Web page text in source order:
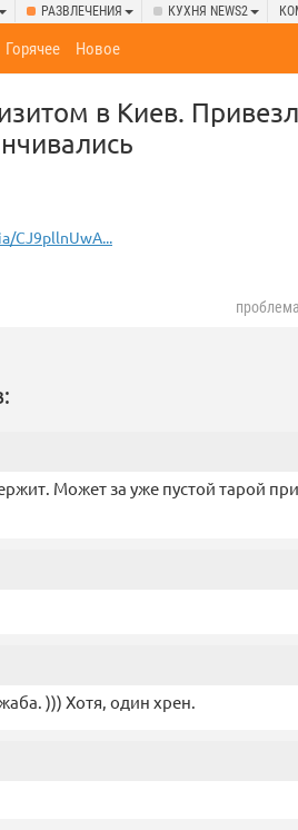
РАЗВЛЕЧЕНИЯ КУХНЯ NEWS2
Горячее Новое
в Киев.
CJ9pllnUwA...
Может за уже пустой тарой
))) Хотя, один хрен.